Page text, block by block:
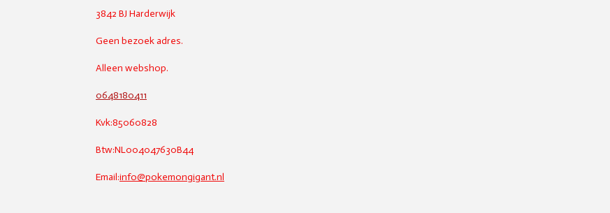
3842 BJ Harderwijk
Geen bezoek adres.
Alleen webshop.
0648180411
Kvk:85060828
Btw:NL004047630B44
Email:info@pokemongigant.nl